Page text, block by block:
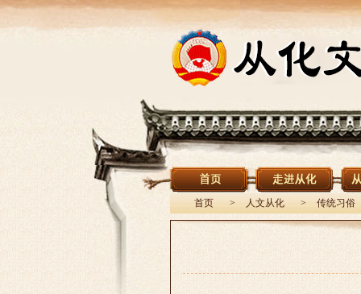
首页 > 人文从化 > 传统习俗